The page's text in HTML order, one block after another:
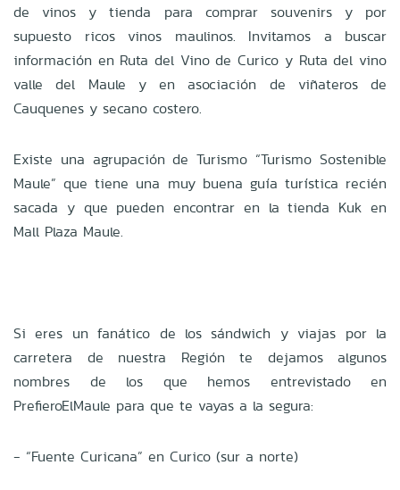
de vinos y tienda para comprar souvenirs y por
supuesto ricos vinos maulinos. Invitamos a buscar
información en Ruta del Vino de Curico y Ruta del vino
valle del Maule y en asociación de viñateros de
Cauquenes y secano costero.
Existe una agrupación de Turismo “Turismo Sostenible
Maule” que tiene una muy buena guía turística recién
sacada y que pueden encontrar en la tienda Kuk en
Mall Plaza Maule.
Si eres un fanático de los sándwich y viajas por la
carretera de nuestra Región te dejamos algunos
nombres de los que hemos entrevistado en
PrefieroElMaule para que te vayas a la segura:
- “Fuente Curicana” en Curico (sur a norte)